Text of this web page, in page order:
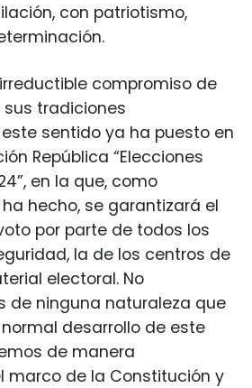
con patriotismo,
irreductible compromiso de
tradiciones
sentido ya ha puesto en
República “Elecciones
en la que, como
hecho, se garantizará el
por parte de todos los
la de los centros de
electoral. No
de ninguna naturaleza que
desarrollo de este
de manera
marco de la Constitución y